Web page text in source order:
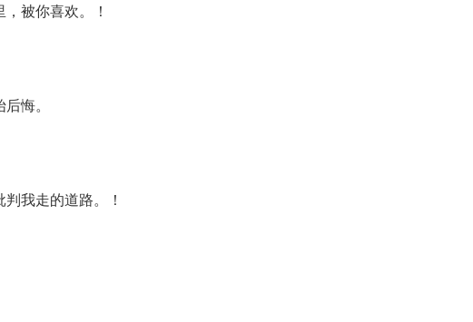
被你喜欢。！
悔。
我走的道路。！